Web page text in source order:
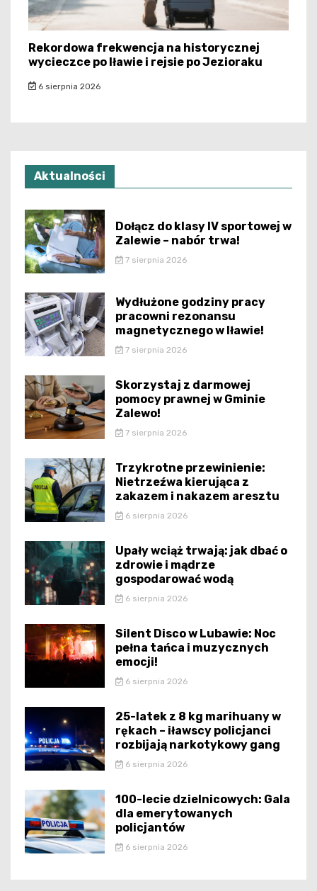
Rekordowa frekwencja na historycznej
wycieczce po Iławie i rejsie po Jezioraku
6 sierpnia 2026
Aktualności
Dołącz do klasy IV sportowej w
Zalewie – nabór trwa!
7 sierpnia 2026
Wydłużone godziny pracy
pracowni rezonansu
magnetycznego w Iławie!
7 sierpnia 2026
Skorzystaj z darmowej
pomocy prawnej w Gminie
Zalewo!
7 sierpnia 2026
Trzykrotne przewinienie:
Nietrzeźwa kierująca z
zakazem i nakazem aresztu
6 sierpnia 2026
Upały wciąż trwają: jak dbać o
zdrowie i mądrze
gospodarować wodą
6 sierpnia 2026
Silent Disco w Lubawie: Noc
pełna tańca i muzycznych
emocji!
6 sierpnia 2026
25-latek z 8 kg marihuany w
rękach – iławscy policjanci
rozbijają narkotykowy gang
6 sierpnia 2026
100-lecie dzielnicowych: Gala
dla emerytowanych
policjantów
6 sierpnia 2026